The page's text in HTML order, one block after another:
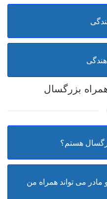
هستم؟
می تواند همراه من